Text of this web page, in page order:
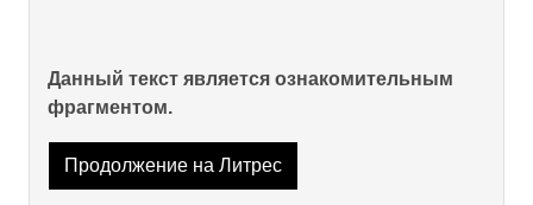
Данный текст является ознакомительным
фрагментом.
Продолжение на Литрес